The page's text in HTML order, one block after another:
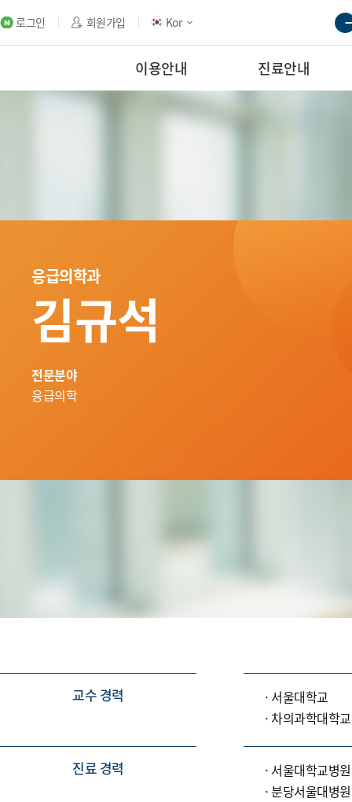
로그인 회원가입 Kor
이용안내 진료안내
응급의학과
김규석
전문분야
응급의학
교수 경력
서울대학교
차의과학대학교
진료 경력
서울대학교병
분당서울대병